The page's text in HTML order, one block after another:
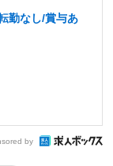
勤なし/賞与あ
by